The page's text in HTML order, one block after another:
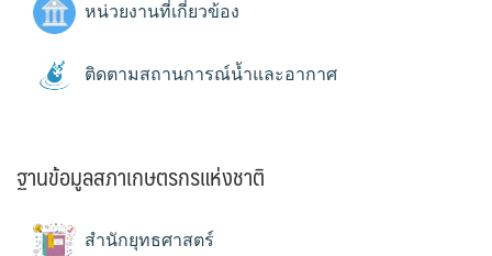
หน่วยงานที่เกี่ยวข้อง
ติดตามสถานการณ์น้ำและอากาศ
ฐานข้อมูลสภาเกษตรกรแห่งชาติ
สำนักยุทธศาสตร์